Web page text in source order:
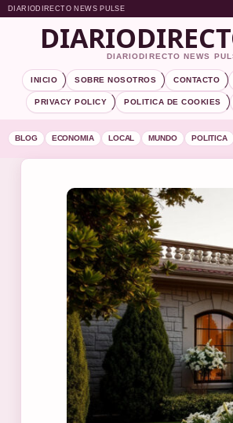
DIARIODIRECTO NEWS PULSE
DIARIODIRECTO NEWS
INICIO SOBRE NOSOTROS CONTACTO
PRIVACY POLICY POLITICA DE COOKIES
BLOG ECONOMIA LOCAL MUNDO POLITICA